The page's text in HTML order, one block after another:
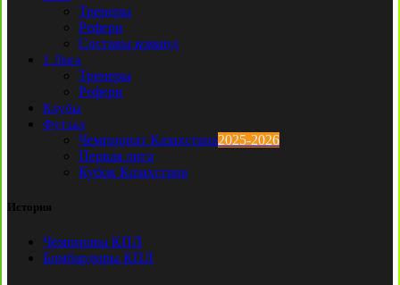
Тренеры
Рефери
Составы команд
1 Лига
Тренеры
Рефери
Клубы
Футзал
Чемпионат Казахстана2025-2026
Первая лига
Кубок Казахстана
История
Чемпионы КПЛ
Бомбардиры КПЛ